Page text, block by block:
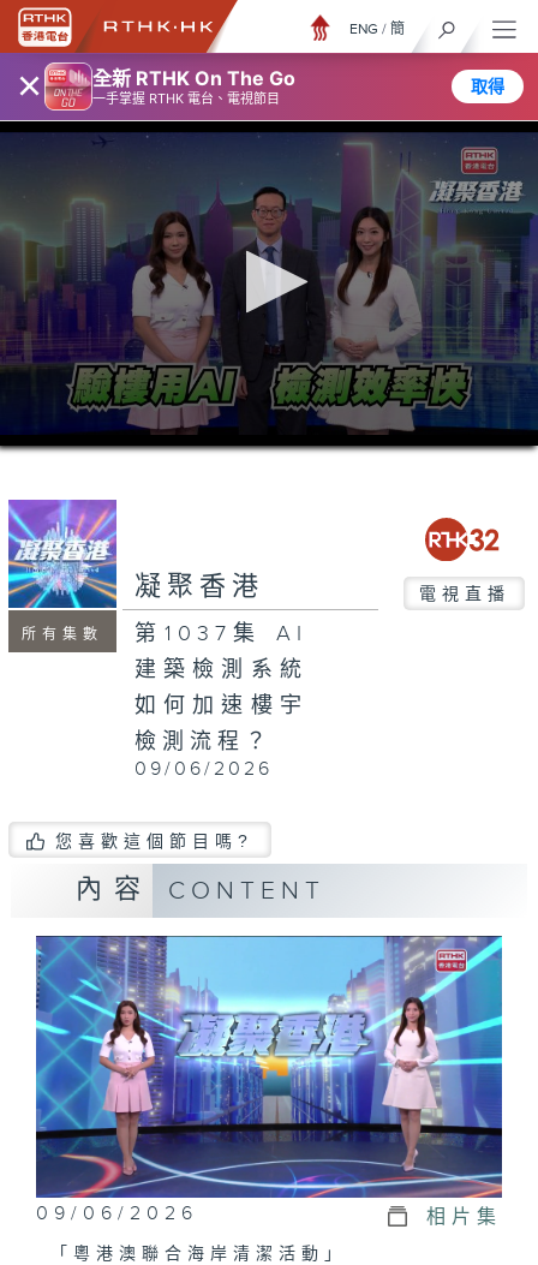
× 全新 RTHK On The Go
一手掌握 RTHK 電台、電視節目
取得
ENG / 簡
0
seconds
minutes,
6
seconds
所有集數
凝聚香港 電視直播
第1037集 AI
建築檢測系統
如何加速樓宇
檢測流程？
09/06/2026
您喜歡這個節目嗎?
內容 CONTENT
09/06/2026 相片集
「粵港澳聯合海岸清潔活動」